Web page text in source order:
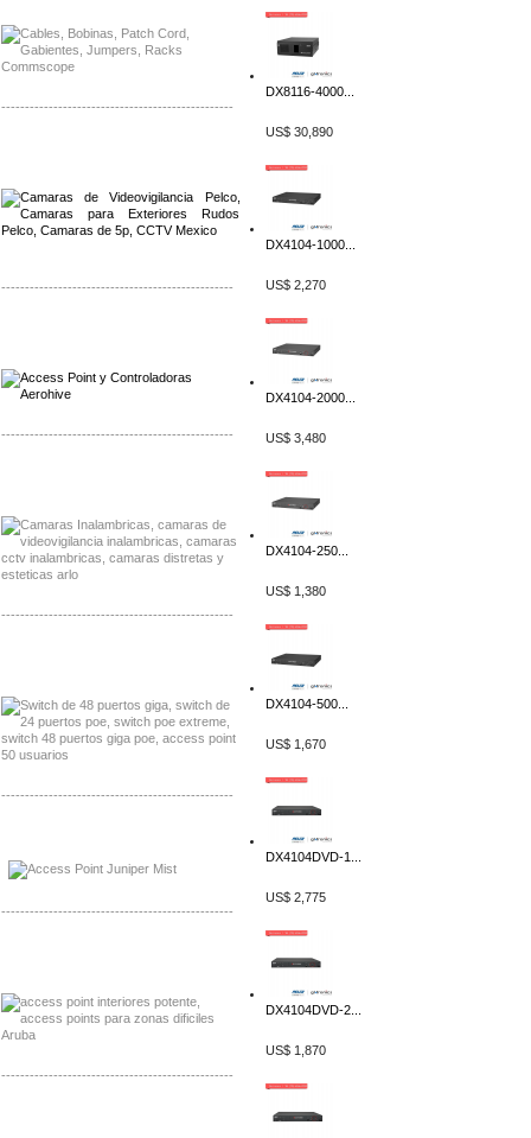
-------------------------------------------------
-------------------------------------------------
-------------------------------------------------
-------------------------------------------------
-------------------------------------------------
-------------------------------------------------
-------------------------------------------------
DX8116-4000...
US$ 30,890
DX4104-1000...
US$ 2,270
DX4104-2000...
US$ 3,480
DX4104-250...
US$ 1,380
DX4104-500...
US$ 1,670
DX4104DVD-1...
US$ 2,775
DX4104DVD-2...
US$ 1,870